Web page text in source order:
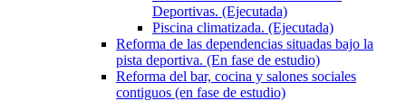
Deportivas. (Ejecutada)
Piscina climatizada. (Ejecutada)
Reforma de las dependencias situadas bajo la
pista deportiva. (En fase de estudio)
Reforma del bar, cocina y salones sociales
contiguos (en fase de estudio)